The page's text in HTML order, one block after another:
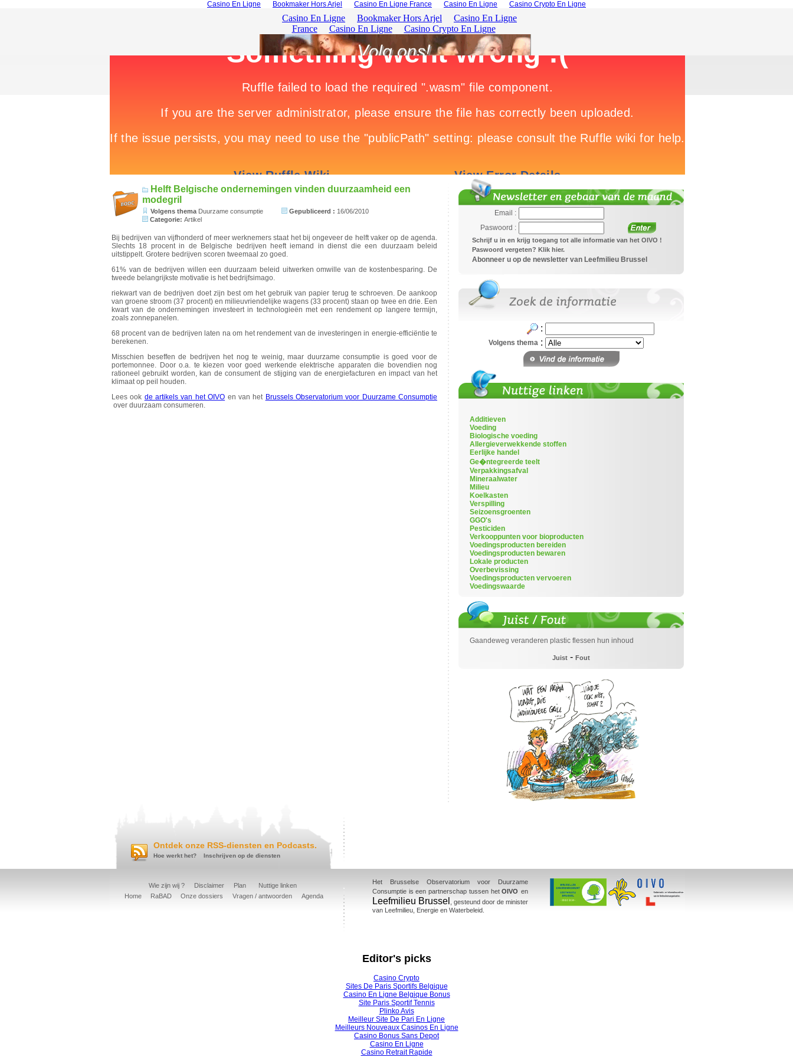
Casino En Ligne Bookmaker Hors Arjel Casino En Ligne France Casino En Ligne Casino Crypto En Ligne
Helft Belgische ondernemingen vinden duurzaamheid een
modegril
Volgens thema Duurzame consumptie Gepubliceerd : 16/06/2010
Categorie: Artikel
Bij bedrijven van vijfhonderd of meer werknemers staat het bij ongeveer de helft vaker op de agenda.
Slechts 18 procent in de Belgische bedrijven heeft iemand in dienst die een duurzaam beleid
uitstippelt. Grotere bedrijven scoren tweemaal zo goed.
61% van de bedrijven willen een duurzaam beleid uitwerken omwille van de kostenbesparing. De
tweede belangrijkste motivatie is het bedrijfsimago.
riekwart van de bedrijven doet zijn best om het gebruik van papier terug te schroeven. De aankoop
van groene stroom (37 procent) en milieuvriendelijke wagens (33 procent) staan op twee en drie. Een
kwart van de ondernemingen investeert in technologieën met een rendement op langere termijn,
zoals zonnepanelen.
68 procent van de bedrijven laten na om het rendement van de investeringen in energie-efficiëntie te
berekenen.
Misschien beseffen de bedrijven het nog te weinig, maar duurzame consumptie is goed voor de
portemonnee. Door o.a. te kiezen voor goed werkende elektrische apparaten die bovendien nog
rationeel gebruikt worden, kan de consument de stijging van de energiefacturen en impact van het
klimaat op peil houden.
Lees ook de artikels van het OIVO en van het Brussels Observatorium voor Duurzame Consumptie
over duurzaam consumeren.
Email :
Paswoord :
Schrijf u in en krijg toegang tot alle informatie van het OIVO !
Paswoord vergeten? Klik hier.
Abonneer u op de newsletter van Leefmilieu Brussel
:
Volgens thema :
Additieven
Voeding
Biologische voeding
Allergieverwekkende stoffen
Eerlijke handel
Ge�ntegreerde teelt
Verpakkingsafval
Mineraalwater
Milieu
Koelkasten
Verspilling
Seizoensgroenten
GGO's
Pesticiden
Verkooppunten voor bioproducten
Voedingsproducten bereiden
Voedingsproducten bewaren
Lokale producten
Overbevissing
Voedingsproducten vervoeren
Voedingswaarde
Gaandeweg veranderen plastic flessen hun inhoud
Juist - Fout
Ontdek onze RSS-diensten en Podcasts.
Hoe werkt het? Inschrijven op de diensten
Wie zijn wij ? Disclaimer Plan
Nuttige linken
Home
RaBAD Onze dossiers Vragen / antwoorden Agenda
Het Brusselse Observatorium voor Duurzame
Consumptie is een partnerschap tussen hetOIVO en
Leefmilieu Brussel
, gesteund door de minister
van Leefmilieu, Energie en Waterbeleid.
Editor's picks
Casino Crypto
Sites De Paris Sportifs Belgique
Casino En Ligne Belgique Bonus
Site Paris Sportif Tennis
Plinko Avis
Meilleur Site De Pari En Ligne
Meilleurs Nouveaux Casinos En Ligne
Casino Bonus Sans Depot
Casino En Ligne
Casino Retrait Rapide